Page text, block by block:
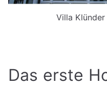
Villa
Das erste